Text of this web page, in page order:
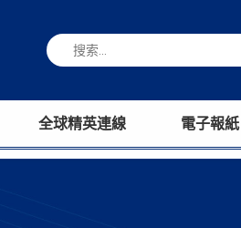
全球精英連線 電子報紙